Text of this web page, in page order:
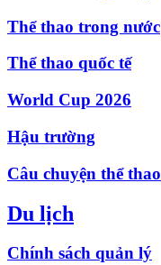
Thể thao trong nước
Thể thao quốc tế
World Cup 2026
Hậu trường
Câu chuyện thể thao
Du lịch
Chính sách quản lý